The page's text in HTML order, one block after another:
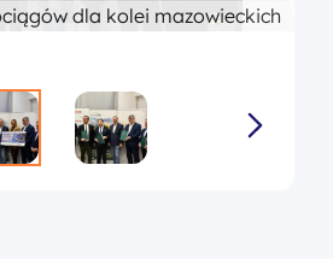
dla kolei mazowieckich